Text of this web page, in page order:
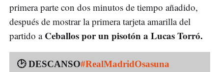
primera parte con dos minutos de tiempo añadido,
después de mostrar la primera tarjeta amarilla del
partido aCeballos por un pisotón a Lucas Torró.
🕑 DESCANSO#RealMadridOsasuna